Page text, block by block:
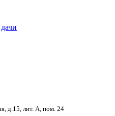
д.15, лит. А, пом. 24